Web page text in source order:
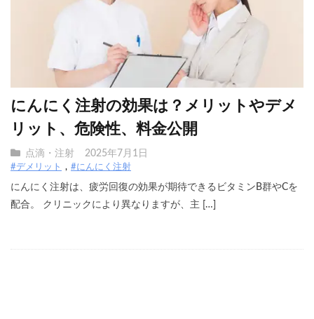
にんにく注射の効果は？メリットやデメ
リット、危険性、料金公開
点滴・注射 2025年7月1日
#デメリット #にんにく注射
にんにく注射は、疲労回復の効果が期待できるビタミンB群やCを
配合。 クリニックにより異なりますが、主 […]